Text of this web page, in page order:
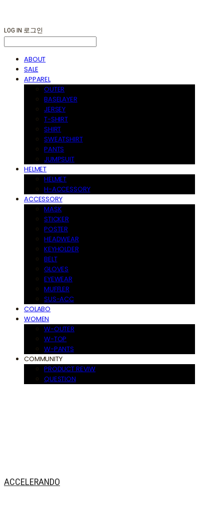
LOG IN 로그인
ABOUT
SALE
APPAREL
OUTER
BASELAYER
JERSEY
T-SHIRT
SHIRT
SWEATSHIRT
PANTS
JUMPSUIT
HELMET
HELMET
H-ACCESSORY
ACCESSORY
MASK
STICKER
POSTER
HEADWEAR
KEYHOLDER
BELT
GLOVES
EYEWEAR
MUFFLER
SUS-ACC
COLABO
WOMEN
W-OUTER
W-TOP
W-PANTS
COMMUNITY
PRODUCT REVIW
QUESTION
ACCELERANDO